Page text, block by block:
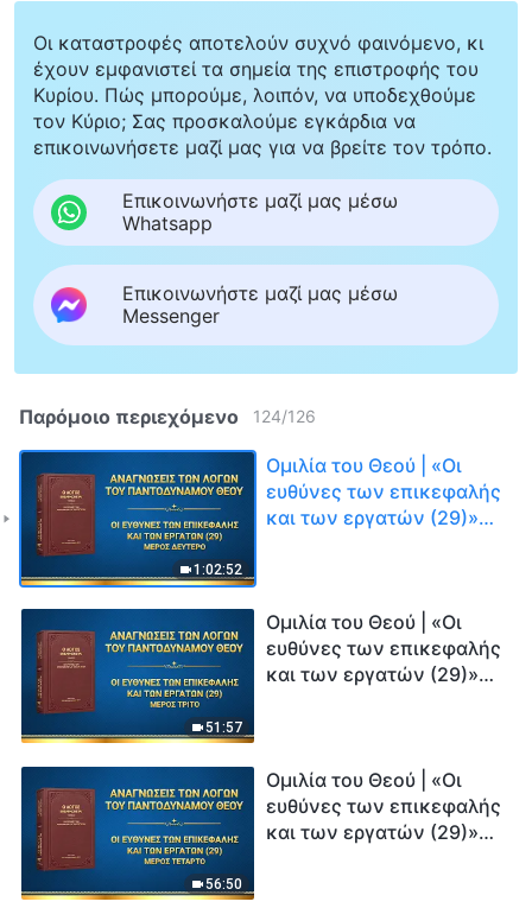
Οι καταστροφές αποτελούν συχνό φαινόμενο, κι
έχουν εμφανιστεί τα σημεία της επιστροφής του
Κυρίου. Πώς μπορούμε, λοιπόν, να υποδεχθούμε
τον Κύριο; Σας προσκαλούμε εγκάρδια να
επικοινωνήσετε μαζί μας για να βρείτε τον τρόπο.
Επικοινωνήστε μαζί μας μέσω
Whatsapp
Επικοινωνήστε μαζί μας μέσω
Messenger
Παρόμοιο περιεχόμενο 124/126
1:02:52
Ομιλία του Θεού | «Οι
ευθύνες των επικεφαλής
και των εργατών (29)»
51:57
Ομιλία του Θεού | «Οι
ευθύνες των επικεφαλής
και των εργατών (29)»
56:50
Ομιλία του Θεού | «Οι
ευθύνες των επικεφαλής
και των εργατών (29)»